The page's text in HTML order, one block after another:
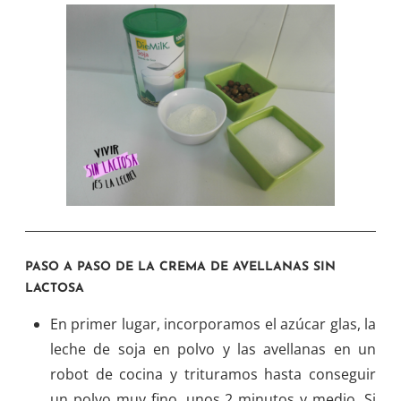
PASO A PASO DE LA CREMA DE AVELLANAS SIN
LACTOSA
En primer lugar, incorporamos el azúcar glas, la
leche de soja en polvo y las avellanas en un
robot de cocina y trituramos hasta conseguir